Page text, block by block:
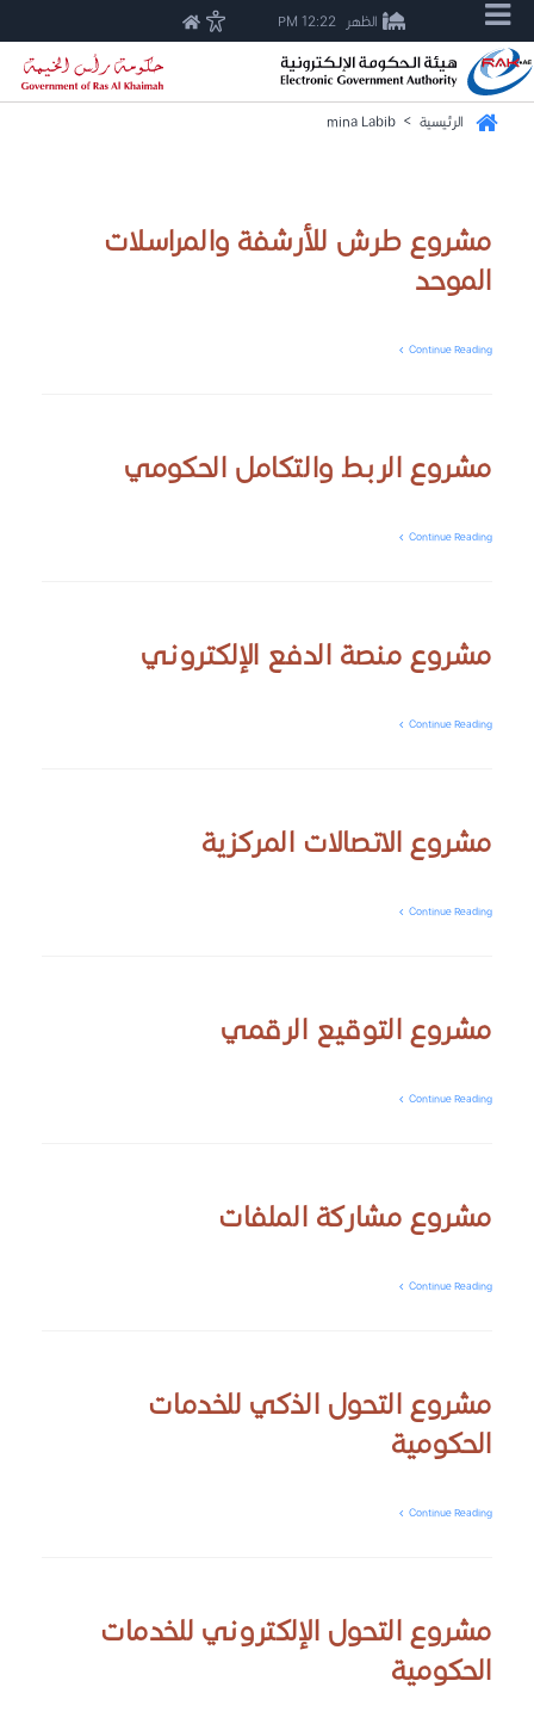
الظهر 12:22 PM
الرئيسية >
mina Labib
مشروع طرش للأرشفة والمراسلات
الموحد
Continue Reading
مشروع الربط والتكامل الحكومي
Continue Reading
مشروع منصة الدفع الإلكتروني
Continue Reading
مشروع الاتصالات المركزية
Continue Reading
مشروع التوقيع الرقمي
Continue Reading
مشروع مشاركة الملفات
Continue Reading
مشروع التحول الذكي للخدمات
الحكومية
Continue Reading
مشروع التحول الإلكتروني للخدمات
الحكومية